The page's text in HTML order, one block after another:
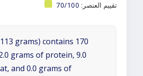
تقييم العنصر: 70/100
grams) contains 170
grams of protein, 9.0
and 0.0 grams of